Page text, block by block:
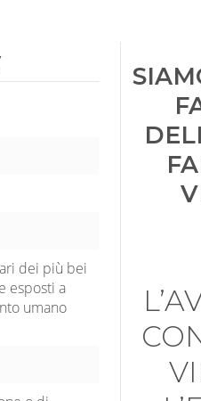
dei più bei
esposti a
umano